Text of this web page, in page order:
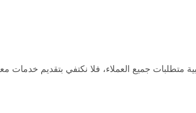
متطلبات جميع العملاء، فلا نكتفي بتقديم